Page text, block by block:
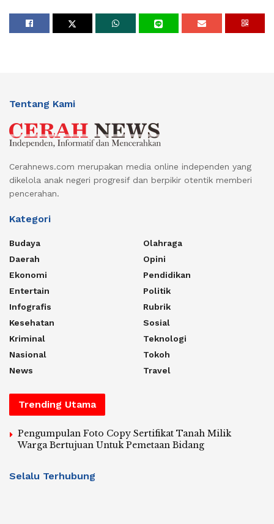
Tentang Kami
Cerahnews.com merupakan media online independen yang
dikelola anak negeri progresif dan berpikir otentik memberi
pencerahan.
Kategori
Budaya
Daerah
Ekonomi
Entertain
Infografis
Kesehatan
Kriminal
Nasional
News
Olahraga
Opini
Pendidikan
Politik
Rubrik
Sosial
Teknologi
Tokoh
Travel
Trending Utama
Pengumpulan Foto Copy Sertifikat Tanah Milik
Warga Bertujuan Untuk Pemetaan Bidang
Selalu Terhubung